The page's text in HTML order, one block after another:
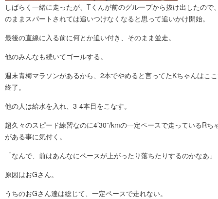
しばらく一緒に走ったが、Tくんが前のグループから抜け出したので
のままスパートされては追いつけなくなると思って追いかけ開始。
最後の直線に入る前に何とか追い付き、そのまま並走。
他のみんなも続いてゴールする。
週末青梅マラソンがあるから、2本でやめると言ってたKちゃんはこ
終了。
他の人は給水を入れ、3-4本目をこなす。
超久々のスピード練習なのに4’30”/kmの一定ペースで走っているRち
がある事に気付く。
「なんで、前はあんなにペースが上がったり落ちたりするのかなあ」
原因はおGさん。
うちのおGさん達は総じて、一定ペースで走れない。